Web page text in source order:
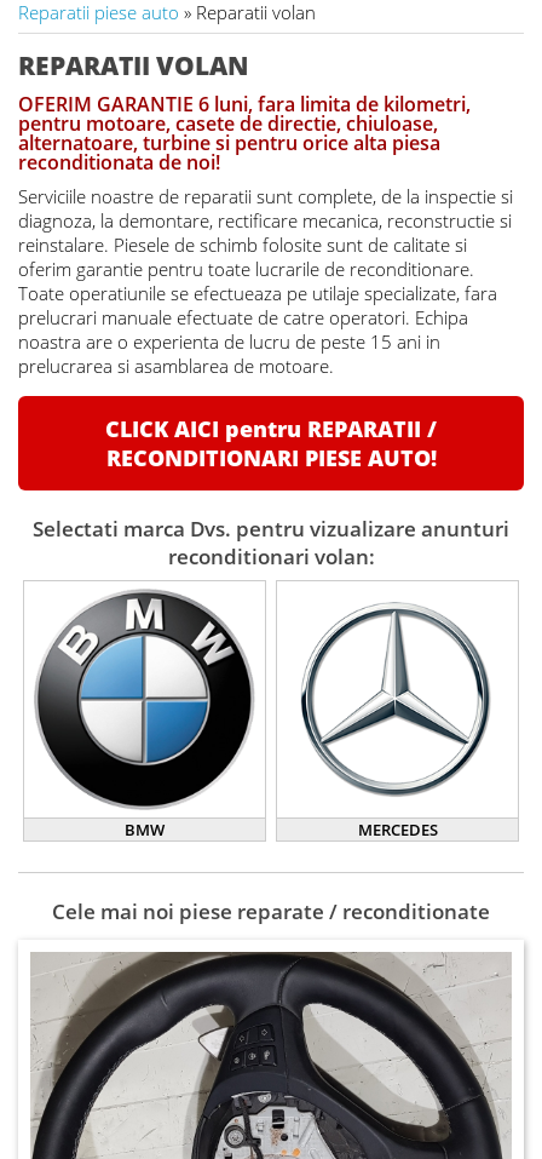
Reparatii piese auto » Reparatii volan
REPARATII VOLAN
OFERIM GARANTIE 6 luni, fara limita de kilometri,
pentru motoare, casete de directie, chiuloase,
alternatoare, turbine si pentru orice alta piesa
reconditionata de noi!
Serviciile noastre de reparatii sunt complete, de la inspectie si
diagnoza, la demontare, rectificare mecanica, reconstructie si
reinstalare. Piesele de schimb folosite sunt de calitate si
oferim garantie pentru toate lucrarile de reconditionare.
Toate operatiunile se efectueaza pe utilaje specializate, fara
prelucrari manuale efectuate de catre operatori. Echipa
noastra are o experienta de lucru de peste 15 ani in
prelucrarea si asamblarea de motoare.
CLICK AICI pentru REPARATII /
RECONDITIONARI PIESE AUTO!
Selectati marca Dvs. pentru vizualizare anunturi
reconditionari volan:
BMW MERCEDES
Cele mai noi piese reparate / reconditionate